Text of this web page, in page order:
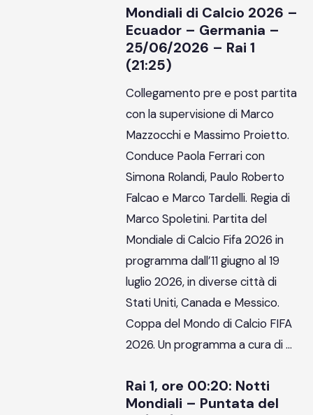
Mondiali di Calcio 2026 –
Ecuador – Germania –
25/06/2026 – Rai 1
(21:25)
Collegamento pre e post partita
con la supervisione di Marco
Mazzocchi e Massimo Proietto.
Conduce Paola Ferrari con
Simona Rolandi, Paulo Roberto
Falcao e Marco Tardelli. Regia di
Marco Spoletini. Partita del
Mondiale di Calcio Fifa 2026 in
programma dall’11 giugno al 19
luglio 2026, in diverse città di
Stati Uniti, Canada e Messico.
Coppa del Mondo di Calcio FIFA
2026. Un programma a cura di …
Rai 1, ore 00:20: Notti
Mondiali – Puntata del